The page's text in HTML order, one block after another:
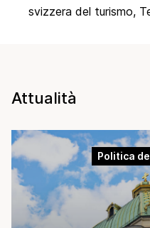
svizzera del turismo,
Attualità
Politica